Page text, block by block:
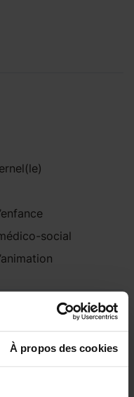
À propos des cookies
social